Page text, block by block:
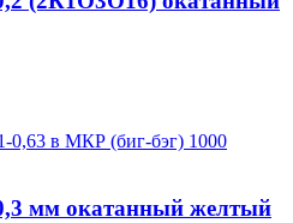
мм окатанный желтый